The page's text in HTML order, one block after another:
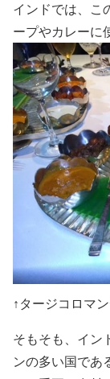
インドでは、こ
ープやカレーに
↑タージコロマ
そもそも、イン
ンの多い国であ